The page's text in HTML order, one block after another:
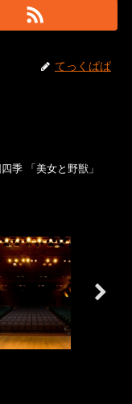
てっくぱぱ
季 「美女と野獣」